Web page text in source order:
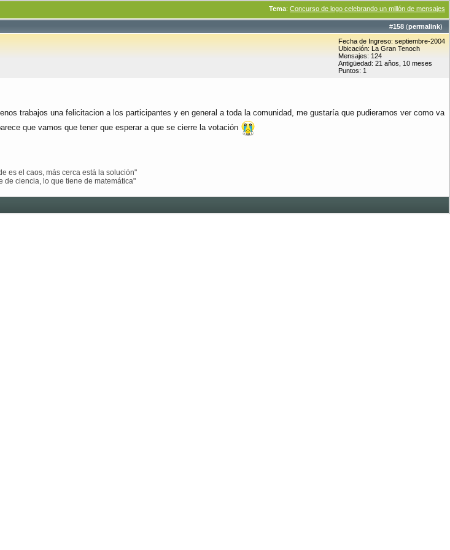
Tema: Concurso de logo celebrando un millón de mensajes
#158 (permalink)
Fecha de Ingreso: septiembre-2004
Ubicación: La Gran Tenoch
Mensajes: 124
Antigüedad: 21 años, 10 meses
Puntos: 1
trabajos una felicitacion a los participantes y en general a toda la comunidad, me gustaría que pudieramos ver como va
que vamos que tener que esperar a que se cierre la votación
es el caos, más cerca está la solución"
de ciencia, lo que tiene de matemática"